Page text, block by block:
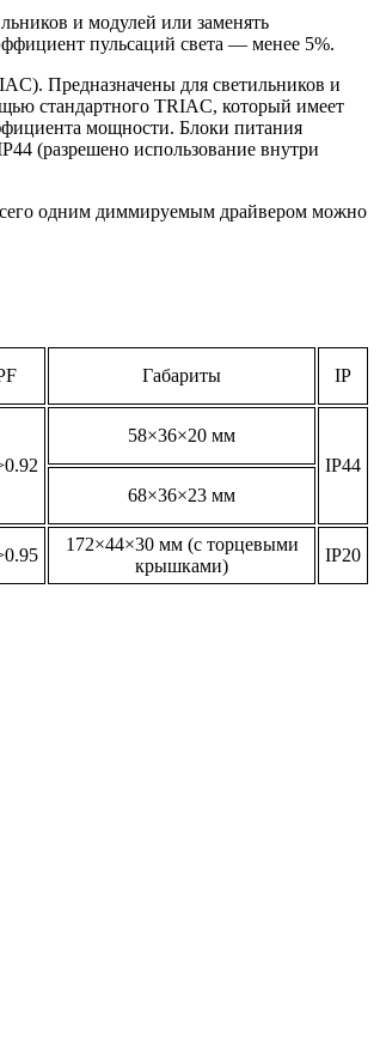
и модулей или заменять
пульсаций света — менее 5%.
Предназначены для светильников и
стандартного TRIAC, который имеет
мощности. Блоки питания
(разрешено использование внутри
одним диммируемым драйвером можно
Габариты IP
58×36×20 мм
IP44
68×36×23 мм
172×44×30 мм (с торцевыми
крышками)
IP20